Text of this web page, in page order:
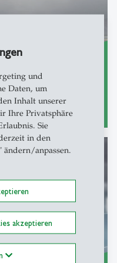
und
Daten, um
Inhalt unserer
Ihre Privatsphäre
Sie
in den
ändern/anpassen.
akzeptieren
Weitere Informationen